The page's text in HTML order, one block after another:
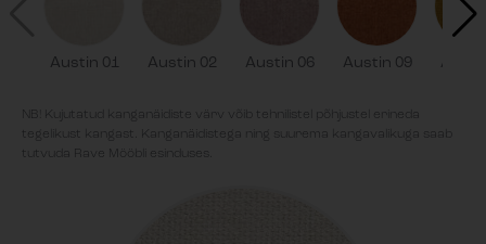
Austin 01 Austin 02 Austin 06 Austin 09
NB! Kujutatud kanganäidiste värv võib tehnilistel põhjustel erineda
tegelikust kangast. Kanganäidistega ning suurema kangavalikuga saab
tutvuda Rave Mööbli esinduses.